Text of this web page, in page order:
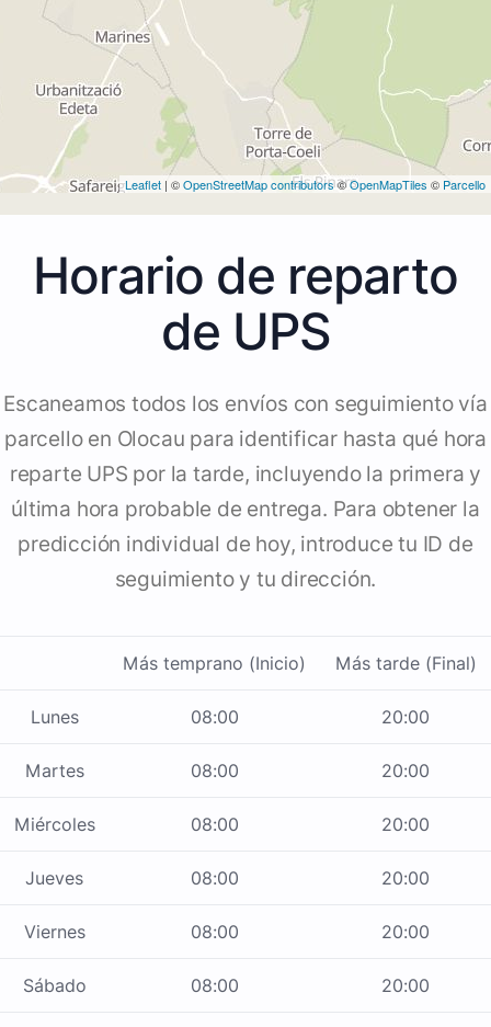
Leaflet | ©OpenStreetMap contributors©OpenMapTiles © Parcello
Horario de reparto
de UPS
Escaneamos todos los envíos con seguimiento vía
parcello en Olocau para identificar hasta qué hora
reparte UPS por la tarde, incluyendo la primera y
última hora probable de entrega. Para obtener la
predicción individual de hoy, introduce tu ID de
seguimiento y tu dirección.
Más temprano (Inicio) Más tarde (Final)
Lunes 08:00 20:00
Martes 08:00 20:00
Miércoles 08:00 20:00
Jueves 08:00 20:00
Viernes 08:00 20:00
Sábado 08:00 20:00